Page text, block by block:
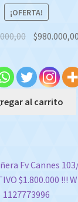
¡OFERTA!
Original
was:
$980.000,00
al carrito